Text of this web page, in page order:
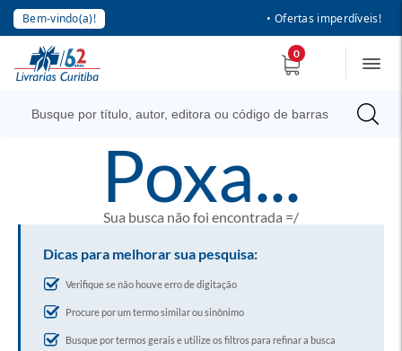
Bem-vindo(a)! • Ofertas imperdíveis!
0
poxa...
Sua busca não foi encontrada =/
Dicas para melhorar sua pesquisa:
Verifique se não houve erro de digitação
Procure por um termo similar ou sinônimo
Busque por termos gerais e utilize os filtros para refinar a busca